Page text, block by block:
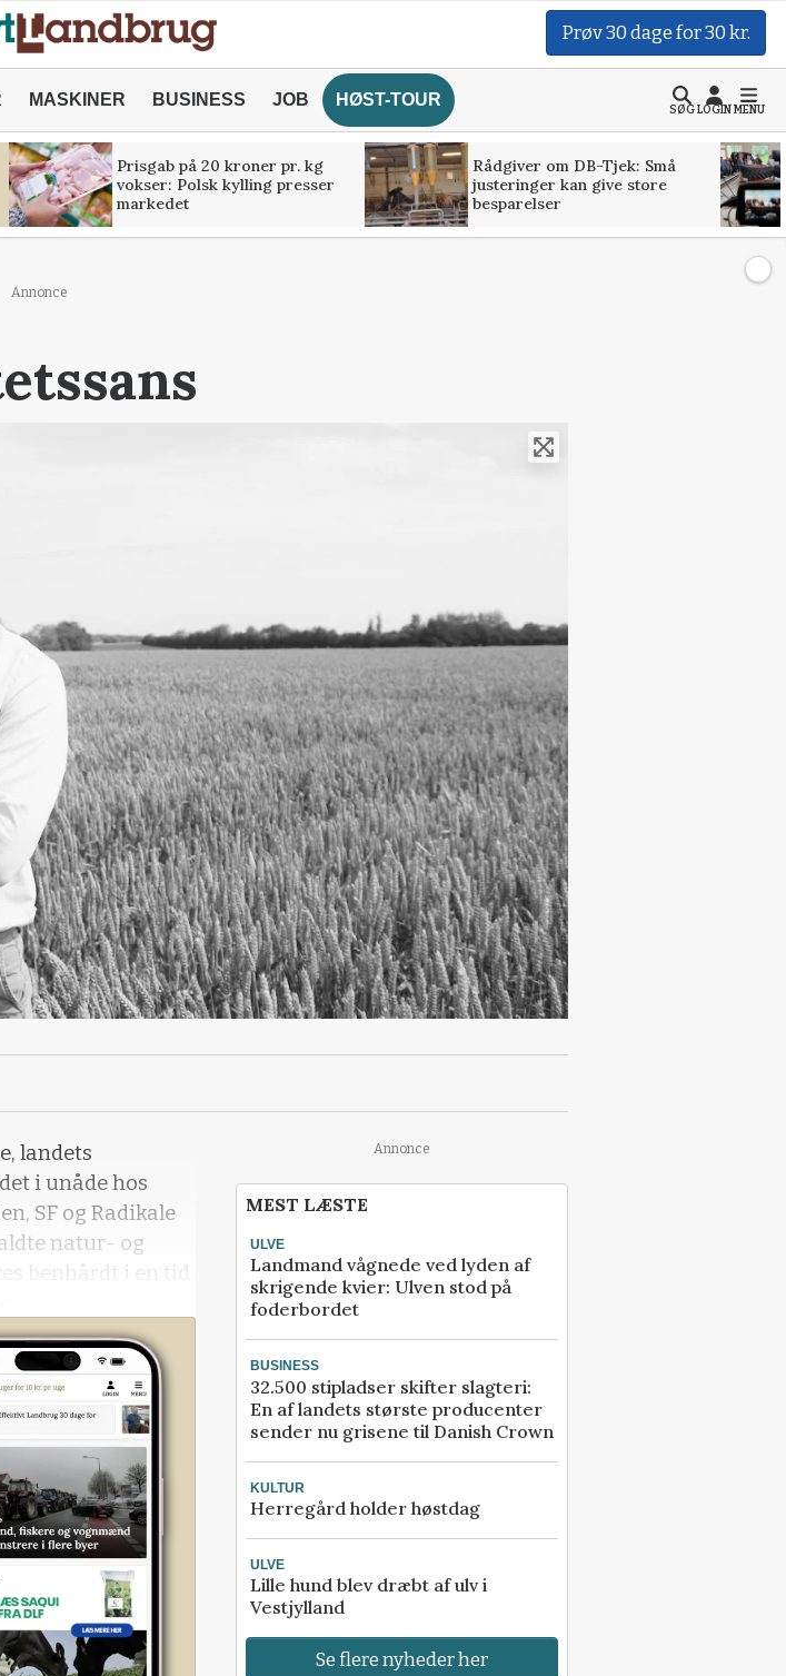
Prøv 30 dage for 30 kr.
MASKINER BUSINESS JOB HØST-TOUR
SØGLOGINMENU
Prisgab på 20 kroner pr. kg
vokser: Polsk kylling presser
markedet
Rådgiver om DB-Tjek: Små
justeringer kan give store
besparelser
Annonce
landets
i unåde hos
SF og Radikale
natur- og
benhårdt i en tid
Annonce
MEST LÆSTE
ULVE
Landmand vågnede ved lyden af
skrigende kvier: Ulven stod på
foderbordet
BUSINESS
32.500 stipladser skifter slagteri:
En af landets største producenter
sender nu grisene til Danish Crown
KULTUR
Herregård holder høstdag
ULVE
Lille hund blev dræbt af ulv i
Vestjylland
Se flere nyheder her